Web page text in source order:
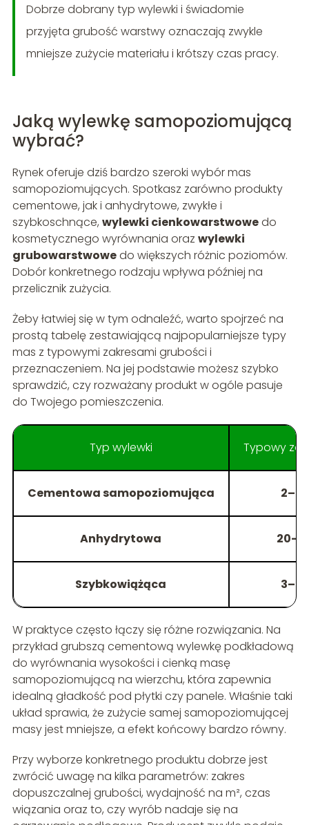
Dobrze dobrany typ wylewki i świadomie
przyjęta grubość warstwy oznaczają zwykle
mniejsze zużycie materiału i krótszy czas pracy.
Jaką wylewkę samopoziomującą
wybrać?
Rynek oferuje dziś bardzo szeroki wybór mas
samopoziomujących. Spotkasz zarówno produkty
cementowe, jak i anhydrytowe, zwykłe i
szybkoschnące, wylewki cienkowarstwowedo
kosmetycznego wyrównania oraz wylewki
grubowarstwowedo większych różnic poziomów.
Dobór konkretnego rodzaju wpływa później na
przelicznik zużycia.
Żeby łatwiej się w tym odnaleźć, warto spojrzeć na
prostą tabelę zestawiającą najpopularniejsze typy
mas z typowymi zakresami grubości i
przeznaczeniem. Na jej podstawie możesz szybko
sprawdzić, czy rozważany produkt w ogóle pasuje
do Twojego pomieszczenia.
Typ wylewki Typowy
Cementowa samopoziomująca
Anhydrytowa
Szybkowiążąca
W praktyce często łączy się różne rozwiązania. Na
przykład grubszą cementową wylewkę podkładową
do wyrównania wysokości i cienką masę
samopoziomującą na wierzchu, która zapewnia
idealną gładkość pod płytki czy panele. Właśnie taki
układ sprawia, że zużycie samej samopoziomującej
masy jest mniejsze, a efekt końcowy bardzo równy.
Przy wyborze konkretnego produktu dobrze jest
zwrócić uwagę na kilka parametrów: zakres
dopuszczalnej grubości, wydajność na m², czas
wiązania oraz to, czy wyrób nadaje się na